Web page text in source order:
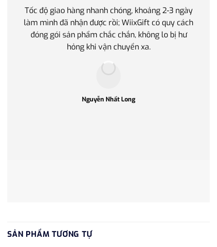
Tốc độ giao hàng nhanh chóng, khoảng 2-3 ngày
làm mình đã nhận được rồi; WiixGift có quy cách
đóng gói sản phẩm chắc chắn, không lo bị hư
hỏng khi vận chuyển xa.
Nguyễn Nhất Long
SẢN PHẨM TƯƠNG TỰ